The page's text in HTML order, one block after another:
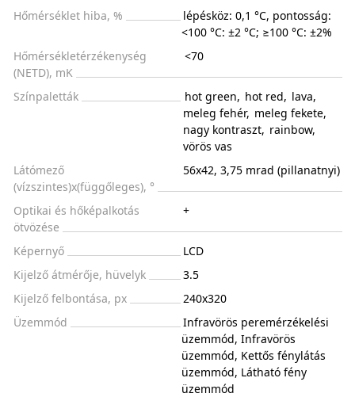
Hőmérséklet hiba, %
lépésköz: 0,1 °C, pontosság:
<100 °C: ±2 °C; ≥100 °C: ±2%
Hőmérsékletérzékenység
(NETD), mK
<70
Színpaletták hot green, hot red, lava,
meleg fehér, meleg fekete,
nagy kontraszt, rainbow,
vörös vas
Látómező
(vízszintes)x(függőleges), °
56x42, 3,75 mrad (pillanatnyi)
Optikai és hőképalkotás
ötvözése
+
Képernyő
LCD
Kijelző átmérője, hüvelyk
3.5
Kijelző felbontása, px
240x320
Üzemmód
Infravörös peremérzékelési
üzemmód, Infravörös
üzemmód, Kettős fénylátás
üzemmód, Látható fény
üzemmód